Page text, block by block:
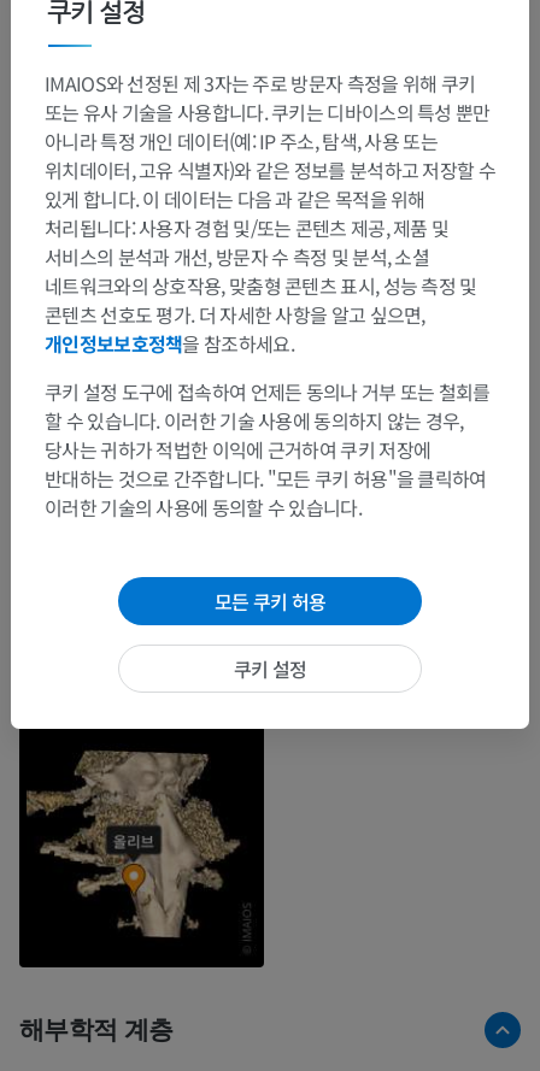
해부학적 계층
쿠키 설정
IMAIOS와 선정된 제 3자는 주로 방문자 측정을 위해 쿠키
또는 유사 기술을 사용합니다. 쿠키는 디바이스의 특성 뿐만
아니라 특정 개인 데이터(예: IP 주소, 탐색, 사용 또는
위치데이터, 고유 식별자)와 같은 정보를 분석하고 저장할 수
있게 합니다. 이 데이터는 다음 과 같은 목적을 위해
처리됩니다: 사용자 경험 및/또는 콘텐츠 제공, 제품 및
서비스의 분석과 개선, 방문자 수 측정 및 분석, 소셜
네트워크와의 상호작용, 맞춤형 콘텐츠 표시, 성능 측정 및
콘텐츠 선호도 평가. 더 자세한 사항을 알고 싶으면,
개인정보보호정책을 참조하세요.
쿠키 설정 도구에 접속하여 언제든 동의나 거부 또는 철회를
할 수 있습니다. 이러한 기술 사용에 동의하지 않는 경우,
당사는 귀하가 적법한 이익에 근거하여 쿠키 저장에
반대하는 것으로 간주합니다. "모든 쿠키 허용"을 클릭하여
이러한 기술의 사용에 동의할 수 있습니다.
모든 쿠키 허용
쿠키 설정